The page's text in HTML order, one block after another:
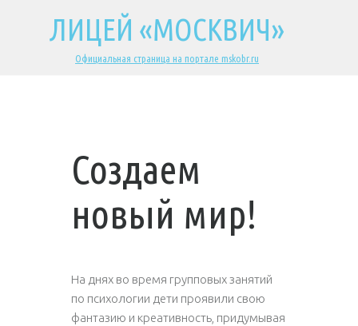
ЛИЦЕЙ «МОСКВИЧ»
Официальная страница на портале mskobr.ru
Создаем
новый мир!
На днях во время групповых занятий
по психологии дети проявили свою
фантазию и креативность, придумывая